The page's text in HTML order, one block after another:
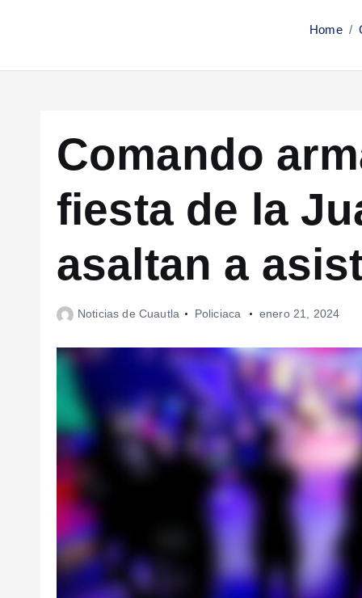
Home
Comando
fiesta de la
asaltan a
Noticias de Cuautla Policiaca enero 21, 2024